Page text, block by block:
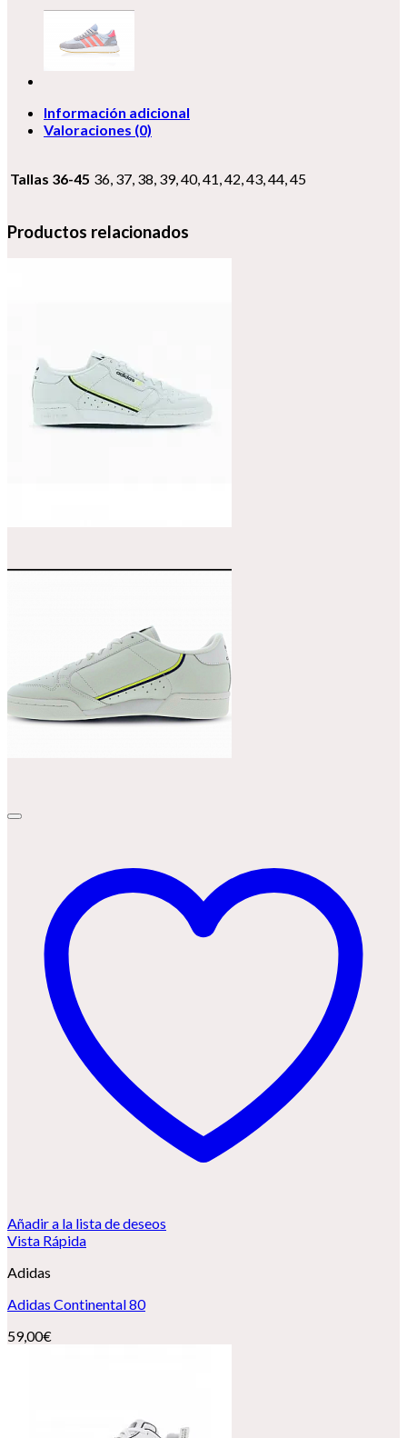
Información adicional
Valoraciones (0)
Tallas 36-45 36, 37, 38, 39, 40, 41, 42, 43, 44, 45
Productos relacionados
Añadir a la lista de deseos
Vista Rápida
Adidas
Adidas Continental 80
59,00€